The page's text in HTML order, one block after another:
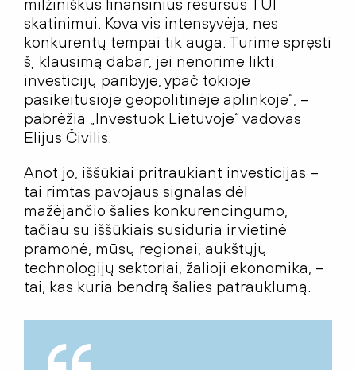
skatinimui. Kova vis intensyvėja, nes
konkurentų tempai tik auga. Turime spręsti
šį klausimą dabar, jei nenorime likti
investicijų paribyje, ypač tokioje
pasikeitusioje geopolitinėje aplinkoje“, –
pabrėžia „Investuok Lietuvoje“ vadovas
Elijus Čivilis.
Anot jo, iššūkiai pritraukiant investicijas –
tai rimtas pavojaus signalas dėl
mažėjančio šalies konkurencingumo,
tačiau su iššūkiais susiduria ir vietinė
pramonė, mūsų regionai, aukštųjų
technologijų sektoriai, žalioji ekonomika, –
tai, kas kuria bendrą šalies patrauklumą.